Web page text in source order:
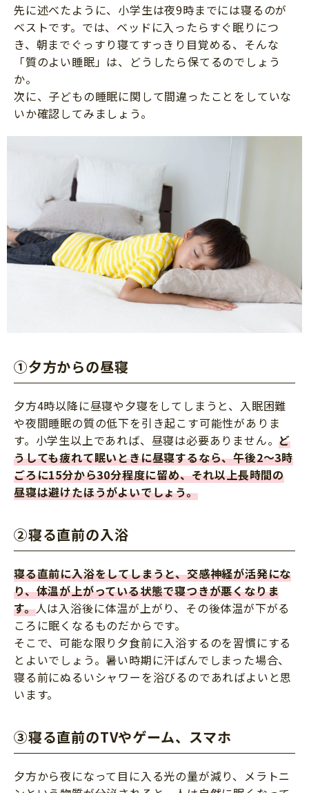
先に述べたように、小学生は夜9時までには寝るのが
ベストです。では、ベッドに入ったらすぐ眠りにつ
き、朝までぐっすり寝てすっきり目覚める、そんな
「質のよい睡眠」は、どうしたら保てるのでしょう
か。
次に、子どもの睡眠に関して間違ったことをしていな
いか確認してみましょう。
➀夕方からの昼寝
夕方4時以降に昼寝や夕寝をしてしまうと、入眠困難
や夜間睡眠の質の低下を引き起こす可能性がありま
す。小学生以上であれば、昼寝は必要ありません。ど
うしても疲れて眠いときに昼寝するなら、午後2～3時
ごろに15分から30分程度に留め、それ以上長時間の
昼寝は避けたほうがよいでしょう。
②寝る直前の入浴
寝る直前に入浴をしてしまうと、交感神経が活発にな
り、体温が上がっている状態で寝つきが悪くなりま
す。人は入浴後に体温が上がり、その後体温が下がる
ころに眠くなるものだからです。
そこで、可能な限り夕食前に入浴するのを習慣にする
とよいでしょう。暑い時期に汗ばんでしまった場合、
寝る前にぬるいシャワーを浴びるのであればよいと思
います。
③寝る直前のTVやゲーム、スマホ
夕方から夜になって目に入る光の量が減り、メラトニ